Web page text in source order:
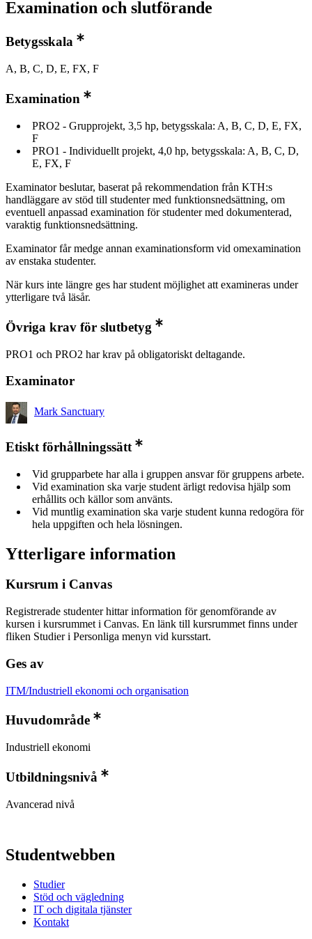
Examination och slutförande
Betygsskala
A, B, C, D, E, FX, F
Examination
PRO2 - Grupprojekt, 3,5 hp, betygsskala: A, B, C, D, E, FX,
F
PRO1 - Individuellt projekt, 4,0 hp, betygsskala: A, B, C, D,
E, FX, F
Examinator beslutar, baserat på rekommendation från KTH:s
handläggare av stöd till studenter med funktionsnedsättning, om
eventuell anpassad examination för studenter med dokumenterad,
varaktig funktionsnedsättning.
Examinator får medge annan examinationsform vid omexamination
av enstaka studenter.
När kurs inte längre ges har student möjlighet att examineras under
ytterligare två läsår.
Övriga krav för slutbetyg
PRO1 och PRO2 har krav på obligatoriskt deltagande.
Examinator
Mark Sanctuary
Etiskt förhållningssätt
Vid grupparbete har alla i gruppen ansvar för gruppens arbete.
Vid examination ska varje student ärligt redovisa hjälp som
erhållits och källor som använts.
Vid muntlig examination ska varje student kunna redogöra för
hela uppgiften och hela lösningen.
Ytterligare information
Kursrum i Canvas
Registrerade studenter hittar information för genomförande av
kursen i kursrummet i Canvas. En länk till kursrummet finns under
fliken Studier i Personliga menyn vid kursstart.
Ges av
ITM/Industriell ekonomi och organisation
Huvudområde
Industriell ekonomi
Utbildningsnivå
Avancerad nivå
Studentwebben
Studier
Stöd och vägledning
IT och digitala tjänster
Kontakt